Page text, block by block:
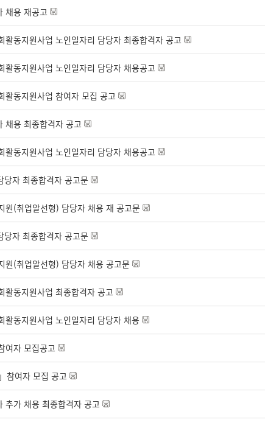
채용 재공고
동지원사업 노인일자리 담당자 최종합격자 공고
동지원사업 노인일자리 담당자 채용공고
동지원사업 참여자 모집 공고
채용 최종합격자 공고
동지원사업 노인일자리 담당자 채용공고
자 최종합격자 공고문
(취업알선형) 담당자 채용 재 공고문
자 최종합격자 공고문
원(취업알선형) 담당자 채용 공고문
동지원사업 최종합격자 공고
동지원사업 노인일자리 담당자 채용
여자 모집공고
참여자 모집 공고
추가 채용 최종합격자 공고